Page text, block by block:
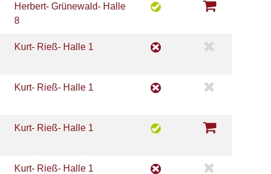
Herbert- Grünewald- Halle
8
Kurt- Rieß- Halle 1
Kurt- Rieß- Halle 1
Kurt- Rieß- Halle 1
Kurt- Rieß- Halle 1